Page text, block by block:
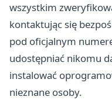
wszystkim
kontaktując się
pod oficjalnym
udostępniać nikomu
instalować
nieznane osoby.